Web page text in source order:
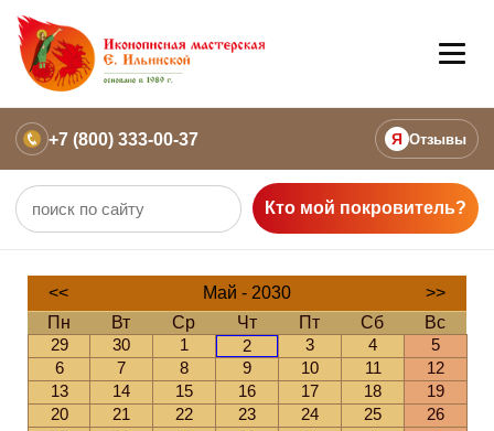
+7 (800) 333-00-37 Я Отзывы
Кто мой покровитель?
<< Май - 2030
>>
Пн
Вт Ср Чт Пт Сб
Вс
29
30 1 2 3 4
5
6
7 8 9 10 11
12
13
14 15 16 17 18
19
20
21 22 23 24 25
26